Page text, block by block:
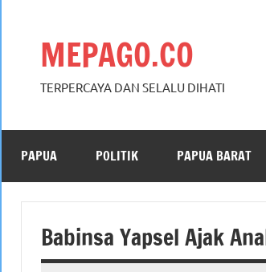
MEPAGO.CO
TERPERCAYA DAN SELALU DIHATI
PAPUA POLITIK PAPUA BARAT
Babinsa Yapsel Ajak